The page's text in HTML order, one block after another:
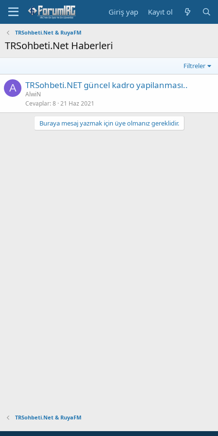
Giriş yap Kayıt ol
TRSohbeti.Net & RuyaFM
TRSohbeti.Net Haberleri
Filtreler
A TRSohbeti.NET güncel kadro yapilanması..
AlwiN
Cevaplar 8 21 Haz 2021
Buraya mesaj yazmak için üye olmanız gereklidir.
TRSohbeti.Net & RuyaFM